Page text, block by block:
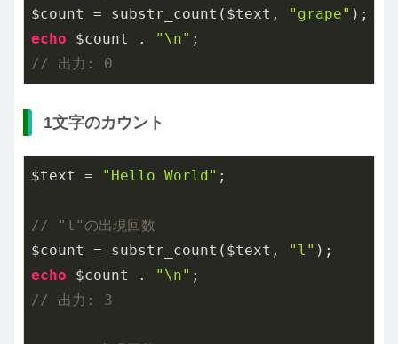
$count = substr_count($text,
"grape"
echo $count . "\n"
// 出力: 0
1文字のカウント
$text = "Hello World" ;
// "l"の出現回数
$count = substr_count($text,
"l"
echo $count . "\n"
// 出力: 3